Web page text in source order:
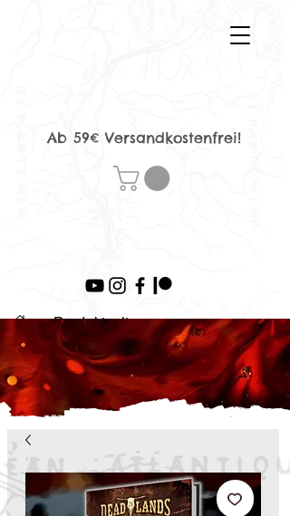
Ab 59€ Versandkostenfrei!
> Produktseite